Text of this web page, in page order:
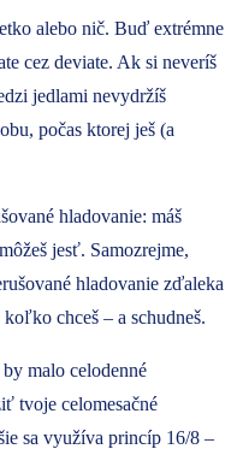
alebo nič. Buď extrémne
cez deviate. Ak si neveríš
jedlami nevydržíš
počas ktorej ješ (a
hladovanie: máš
jesť. Samozrejme,
hladovanie zďaleka
chceš – a schudneš.
malo celodenné
tvoje celomesačné
sa využíva princíp 16/8 –